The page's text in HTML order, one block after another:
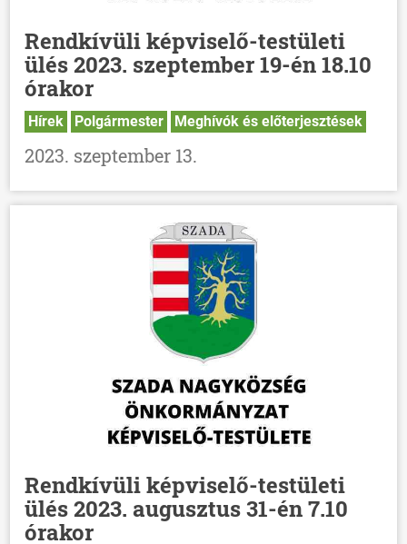
VÁLASZTÁSOK
Rendkívüli képviselő-testületi
ülés 2023. szeptember 19-én 18.10
órakor
Hírek Polgármester Meghívók és előterjesztések
2023. szeptember 13.
Rendkívüli képviselő-testületi
ülés 2023. augusztus 31-én 7.10
órakor